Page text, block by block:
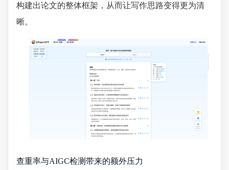
构建出论文的整体框架，从而让写作思路变得更为清
晰。
查重率与AIGC检测带来的额外压力